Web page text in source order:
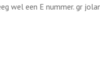
wel een E nummer. gr